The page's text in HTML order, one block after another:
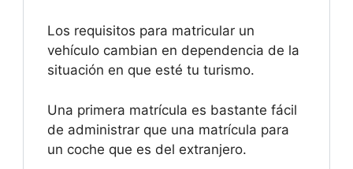
Los requisitos para matricular un
vehículo cambian en dependencia de la
situación en que esté tu turismo.
Una primera matrícula es bastante fácil
de administrar que una matrícula para
un coche que es del extranjero.